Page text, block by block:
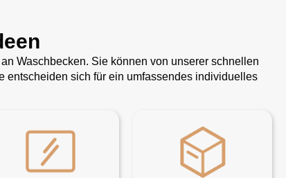
Waschbecken. Sie können von unserer schnellen
entscheiden sich für ein umfassendes individuelles